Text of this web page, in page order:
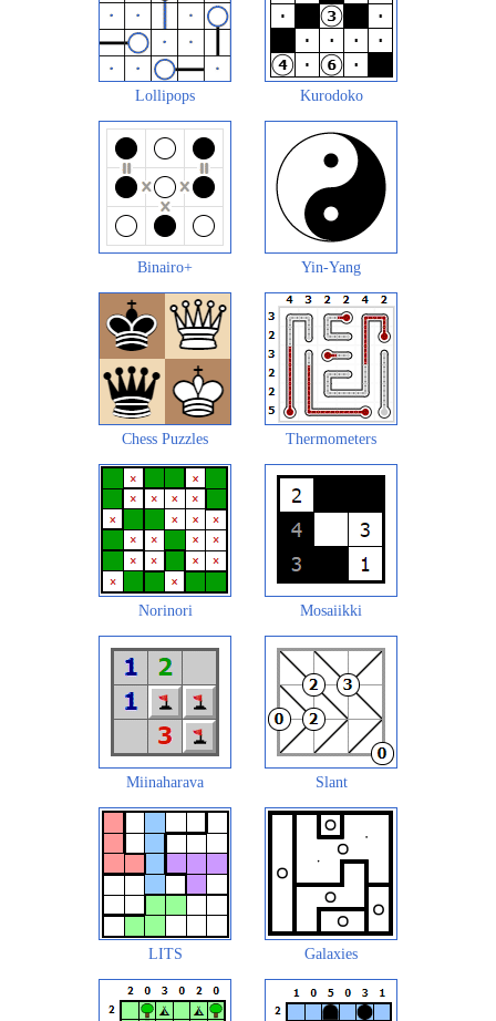
Lollipops Kurodoko
Binairo+ Yin-Yang
Chess Puzzles Thermometers
Norinori Mosaiikki
Miinaharava Slant
LITS Galaxies